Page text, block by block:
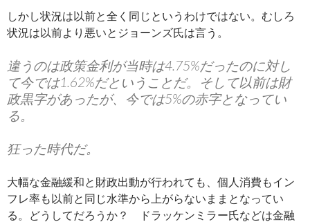
しかし状況は以前と全く同じというわけではない。むしろ
状況は以前より悪いとジョーンズ氏は言う。
違うのは政策金利が当時は4.75%だったのに対し
て今では1.62%だということだ。そして以前は財
政黒字があったが、今では5%の赤字となってい
る。
狂った時代だ。
大幅な金融緩和と財政出動が行われても、個人消費もイン
フレ率も以前と同じ水準から上がらないままとなってい
る。どうしてだろうか？ ドラッケンミラー氏などは金融